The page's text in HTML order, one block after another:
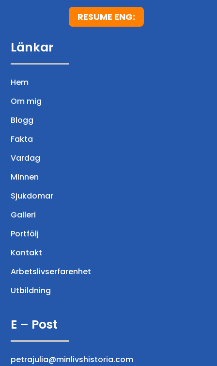
RESUME ENG:
Länkar
Hem
Om mig
Blogg
Fakta
Vardag
Minnen
Sjukdomar
Galleri
Portfölj
Kontakt
Arbetslivserfarenhet
Utbildning
E – Post
petrajulia@minlivshistoria.com